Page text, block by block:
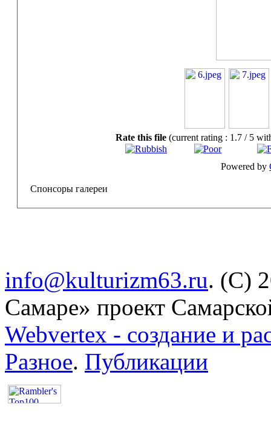
Rate this file (current rating : 1.7 / 5
Powered by
Спонсоры галереи
info@kulturizm63.ru. (C)
Самаре» проект
Webvertex - создание и
Разное. Публикации